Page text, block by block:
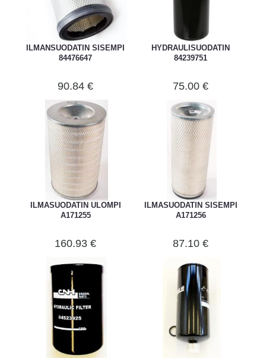
ILMANSUODATIN SISEMPI
84476647
90.84 €
HYDRAULISUODATIN
84239751
75.00 €
ILMASUODATIN ULOMPI
A171255
160.93 €
ILMASUODATIN SISEMPI
A171256
87.10 €